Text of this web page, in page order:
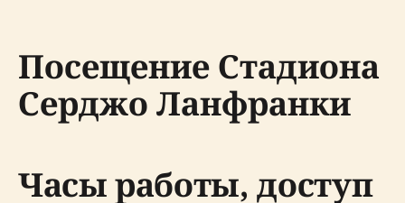
Посещение Стадиона
Серджо Ланфранки
Часы работы, доступ